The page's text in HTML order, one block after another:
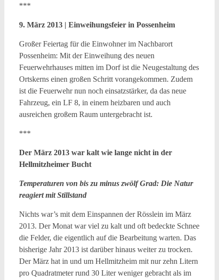
***
9. März 2013 | Einweihungsfeier in Possenheim
Großer Feiertag für die Einwohner im Nachbarort
Possenheim: Mit der Einweihung des neuen
Feuerwehrhauses mitten im Dorf ist die Neugestaltung des
Ortskerns einen großen Schritt vorangekommen. Zudem
ist die Feuerwehr nun noch einsatzstärker, da das neue
Fahrzeug, ein LF 8, in einem heizbaren und auch
ausreichen großem Raum untergebracht ist.
***
Der März 2013 war kalt wie lange nicht in der
Hellmitzheimer Bucht
Temperaturen von bis zu minus zwölf Grad: Die Natur
reagiert mit Stillstand
Nichts war’s mit dem Einspannen der Rösslein im März
2013. Der Monat war viel zu kalt und oft bedeckte Schnee
die Felder, die eigentlich auf die Bearbeitung warten. Das
bisherige Jahr 2013 ist darüber hinaus weiter zu trocken.
Der März hat in und um Hellmitzheim mit nur zehn Litern
pro Quadratmeter rund 30 Liter weniger gebracht als im